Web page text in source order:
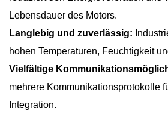
Lebensdauer des Motors.
Langlebig und zuverlässig:
hohen Temperaturen, Feuchtigkeit
Vielfältige
mehrere Kommunikationsprotokolle
Integration.